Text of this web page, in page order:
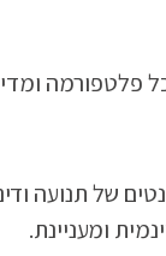
פלטפורמה
של תנועה